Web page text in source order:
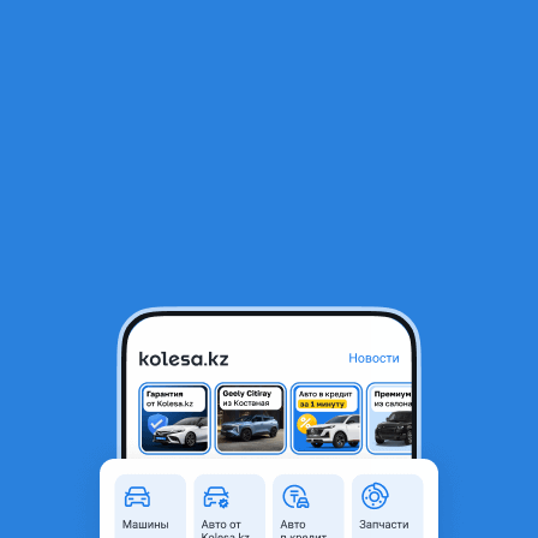
Goodyear UltraGrip Ice 3 235/50 R21 101T Имеется диски одной
220 000 ₸